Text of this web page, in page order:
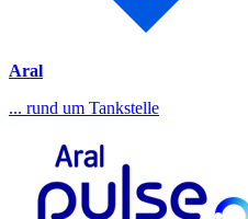
Aral
... rund um Tankstelle